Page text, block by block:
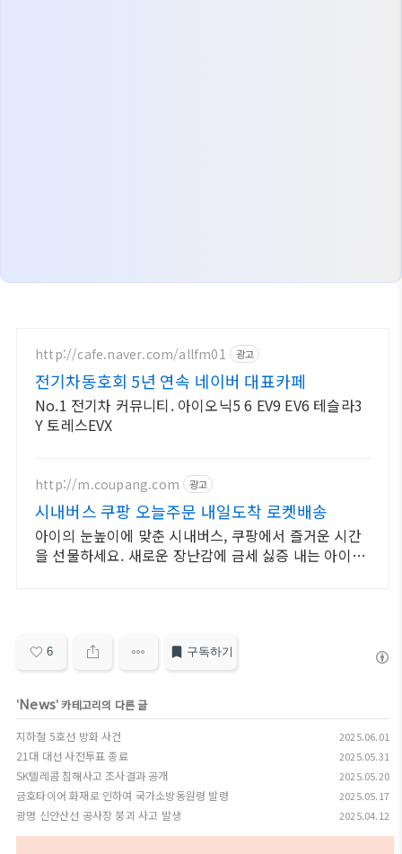
http://cafe.naver.com/allfm01 광고
전기차동호회 5년 연속 네이버 대표카페
No.1 전기차 커뮤니티. 아이오닉5 6 EV9 EV6 테슬라3
Y 토레스EVX
http://m.coupang.com 광고
시내버스 쿠팡 오늘주문 내일도착 로켓배송
아이의 눈높이에 맞춘 시내버스, 쿠팡에서 즐거운 시간
을 선물하세요. 새로운 장난감에 금세 싫증 내는 아이도,
6 구독하기
'News' 카테고리의 다른 글
지하철 5호선 방화 사건 2025.06.01
21대 대선 사전투표 종료 2025.05.31
SK텔레콤 침해사고 조사결과 공개 2025.05.20
금호타이어 화재로 인하여 국가소방동원령 발령 2025.05.17
광명 신안산선 공사장 붕괴 사고 발생 2025.04.12